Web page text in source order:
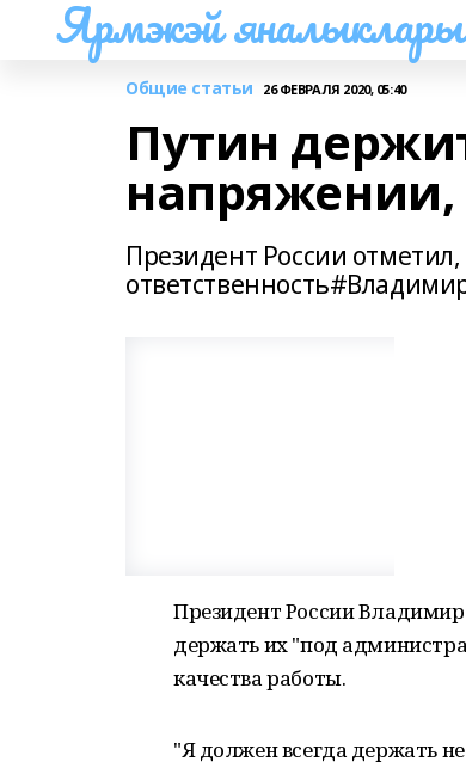
Ярмэкэй яналыклары
Общие статьи 26 ФЕВРАЛЯ 2020, 05:40
Путин
напряжении,
Президент России
Президент России
держать их "под
качества работы.
"Я должен всегда держать